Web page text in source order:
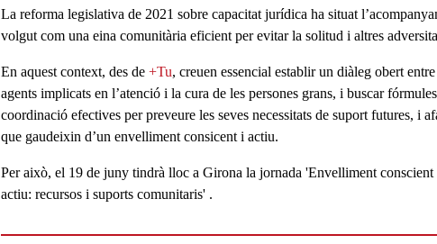
La reforma legislativa de 2021 sobre capacitat jurídica ha situat
volgut com una eina comunitària eficient per evitar la solitud i altres
En aquest context, des de +Tu, creuen essencial establir un diàleg obert
agents implicats en l’atenció i la cura de les persones grans, i buscar
coordinació efectives per preveure les seves necessitats de suport futures, i
que gaudeixin d’un envelliment consicent i actiu.
Per això, el 19 de juny tindrà lloc a Girona la jornada 'Envelliment conscient
actiu: recursos i suports comunitaris' .